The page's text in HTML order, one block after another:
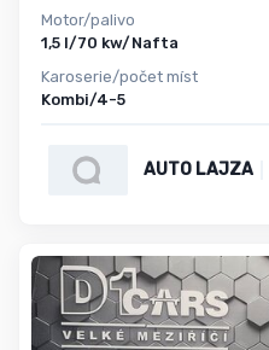
Motor/palivo
1,5 l/70 kw/Nafta
Karoserie/počet míst
Kombi/4-5
AUTO LAJZA